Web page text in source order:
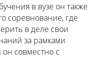
в вузе он также
соревнование, где
в деле свои
за рамками
совместно с